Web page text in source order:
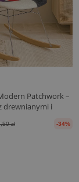
Patchwork –
drewnianymi i
zł -34%